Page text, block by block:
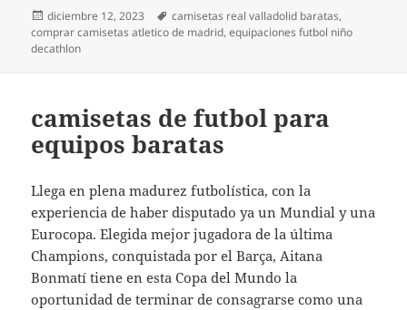
Publicado
el
diciembre 12, 2023 Etiquetas
camisetas real valladolid baratas,
comprar camisetas atletico de madrid,equipaciones futbol niño
decathlon
camisetas de futbol para
equipos baratas
Llega en plena madurez futbolística, con la
experiencia de haber disputado ya un Mundial y una
Eurocopa. Elegida mejor jugadora de la última
Champions, conquistada por el Barça, Aitana
Bonmatí tiene en esta Copa del Mundo la
oportunidad de terminar de consagrarse como una